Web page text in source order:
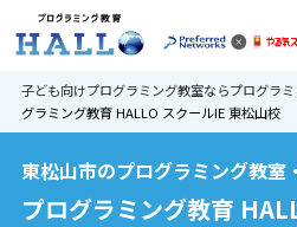
子ども向けプログラミング教室ならプログラ
グラミング教育 HALLO スクールIE 東松山校
東松山市のプログラミング教室
プログラミング教育